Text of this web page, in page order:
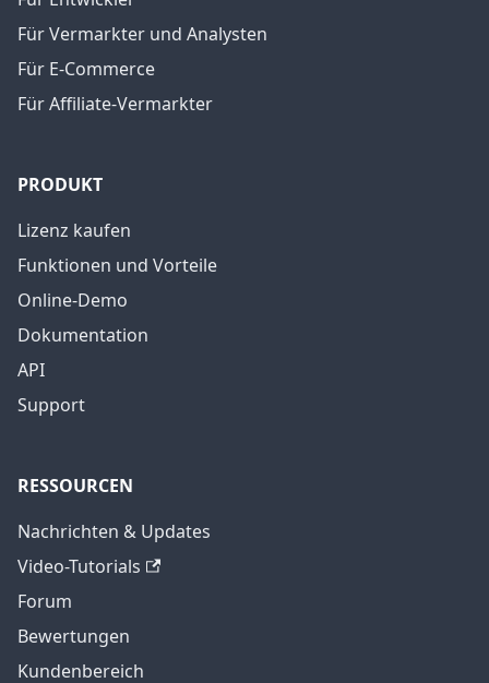
Für Vermarkter und Analysten
Für E-Commerce
Für Affiliate-Vermarkter
PRODUKT
Lizenz kaufen
Funktionen und Vorteile
Online-Demo
Dokumentation
API
Support
RESSOURCEN
Nachrichten & Updates
Video-Tutorials
Forum
Bewertungen
Kundenbereich